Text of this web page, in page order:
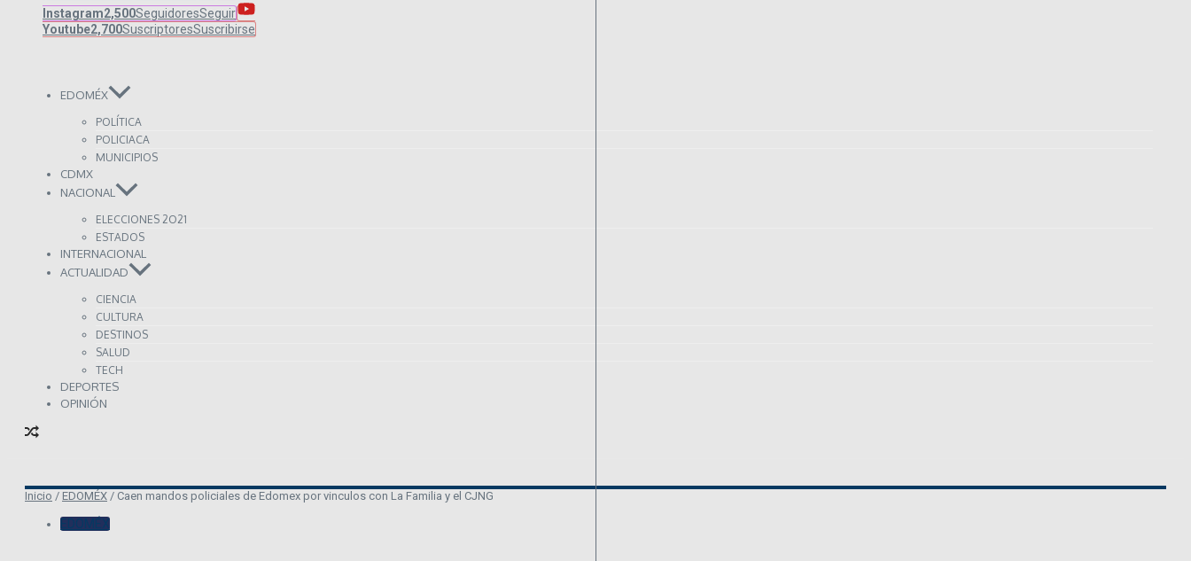
Instagram2,500SeguidoresSeguir
Youtube2,700SuscriptoresSuscribirse
EDOMÉX
POLÍTICA
POLICIACA
MUNICIPIOS
CDMX
NACIONAL
ELECCIONES 2O21
ESTADOS
INTERNACIONAL
ACTUALIDAD
CIENCIA
CULTURA
DESTINOS
SALUD
TECH
DEPORTES
OPINIÓN
Inicio / EDOMÉX / Caen mandos policiales de Edomex por vinculos con La Familia y el CJNG
EDOMÉX